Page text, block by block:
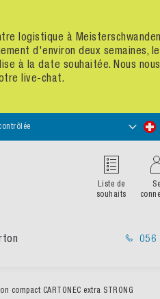
logistique à
d'environ deux semaines,
à la date souhaitée. Nous nous
live-chat.
Choisir
Liste de
souhaits
Se
056
compact CARTONEC extra STRONG